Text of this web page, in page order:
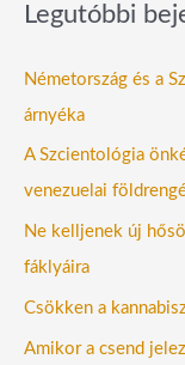
Legutóbbi
Németország és a
árnyéka
A Szcientológia
venezuelai
Ne kelljenek új
fáklyáira
Csökken a
Amikor a csend